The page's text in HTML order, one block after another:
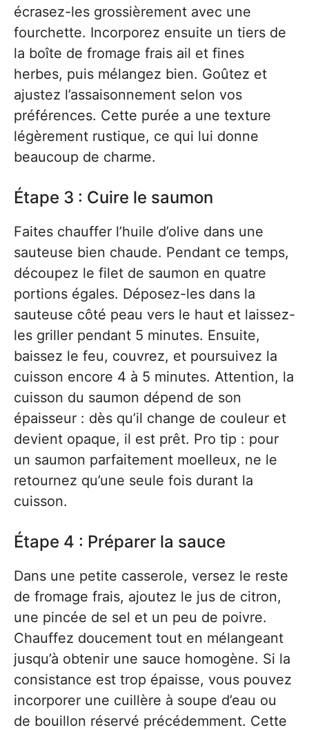
écrasez-les grossièrement avec une
fourchette. Incorporez ensuite un tiers de
la boîte de fromage frais ail et fines
herbes, puis mélangez bien. Goûtez et
ajustez l’assaisonnement selon vos
préférences. Cette purée a une texture
légèrement rustique, ce qui lui donne
beaucoup de charme.
Étape 3 : Cuire le saumon
Faites chauffer l’huile d’olive dans une
sauteuse bien chaude. Pendant ce temps,
découpez le filet de saumon en quatre
portions égales. Déposez-les dans la
sauteuse côté peau vers le haut et laissez-
les griller pendant 5 minutes. Ensuite,
baissez le feu, couvrez, et poursuivez la
cuisson encore 4 à 5 minutes. Attention, la
cuisson du saumon dépend de son
épaisseur : dès qu’il change de couleur et
devient opaque, il est prêt. Pro tip : pour
un saumon parfaitement moelleux, ne le
retournez qu’une seule fois durant la
cuisson.
Étape 4 : Préparer la sauce
Dans une petite casserole, versez le reste
de fromage frais, ajoutez le jus de citron,
une pincée de sel et un peu de poivre.
Chauffez doucement tout en mélangeant
jusqu’à obtenir une sauce homogène. Si la
consistance est trop épaisse, vous pouvez
incorporer une cuillère à soupe d’eau ou
de bouillon réservé précédemment. Cette